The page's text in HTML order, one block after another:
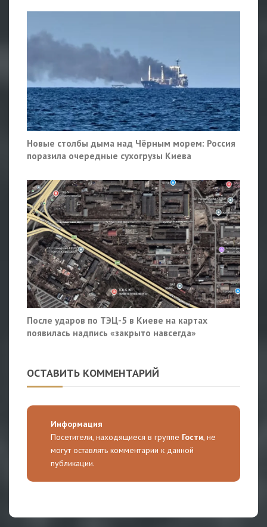
Новые столбы дыма над Чёрным морем: Россия
поразила очередные сухогрузы Киева
После ударов по ТЭЦ-5 в Киеве на картах
появилась надпись «закрыто навсегда»
ОСТАВИТЬ КОММЕНТАРИЙ
Информация
Посетители, находящиеся в группе Гости, не
могут оставлять комментарии к данной
публикации.